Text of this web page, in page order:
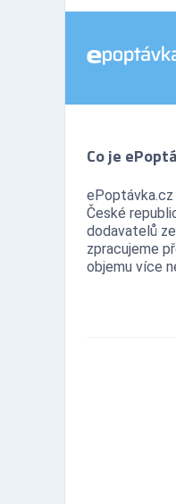
Co je
České
dodavatelů
zpracujeme
objemu více